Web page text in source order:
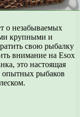
о незабываемых
крупными и
свою рыбалку
внимание на Esox
это настоящая
опытных рыбаков